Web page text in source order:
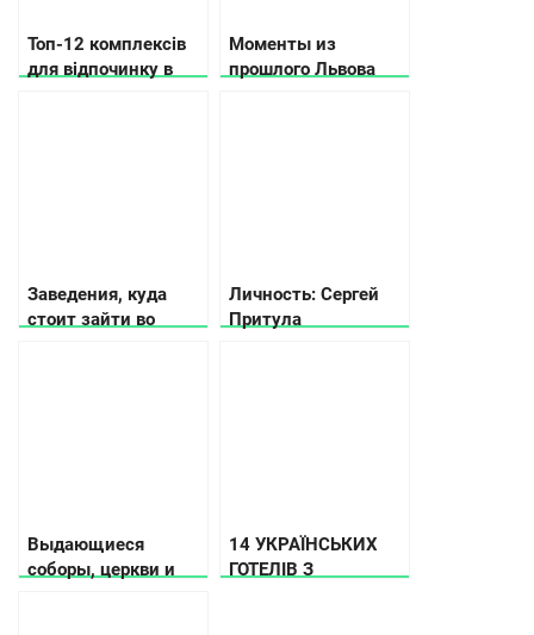
Топ-12 комплексів
для відпочинку в
Моменты из
прошлого Львова
Заведения, куда
стоит зайти во
Личность: Сергей
Притула
Выдающиеся
соборы, церкви и
14 УКРАЇНСЬКИХ
ГОТЕЛІВ З